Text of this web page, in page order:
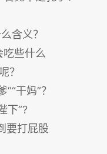
含义？
些什么
？
干妈”？
下”?
要打屁股